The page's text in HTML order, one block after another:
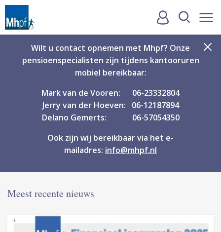
Wilt u contact opnemen met Mhpf? Onze
pensioenspecialisten zijn tijdens kantooruren
mobiel bereikbaar:
Mark van de Vooren: 06-23332804
Jerry van der Hoeven: 06-12187894
Delano Gemerts: 06-57054350
Ook zijn wij bereikbaar via het e-
mailadres: info@mhpf.nl
Meest recente nieuws